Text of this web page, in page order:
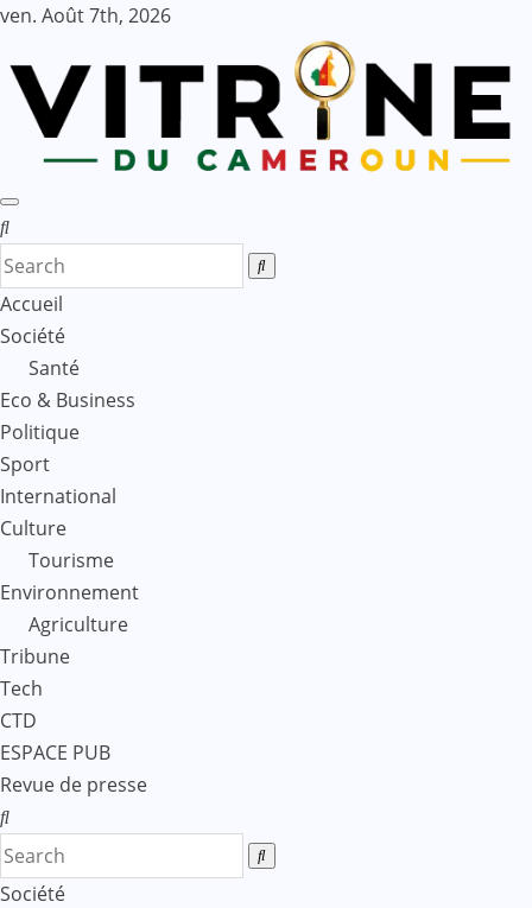
Skip
content
ven. Août 7th, 2026
Accueil
Société
Santé
Eco & Business
Politique
Sport
International
Culture
Tourisme
Environnement
Agriculture
Tribune
Tech
CTD
ESPACE PUB
Revue de presse
Société